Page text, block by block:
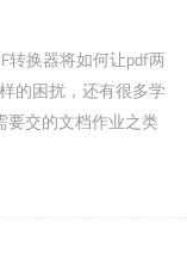
转换器将如何让pdf两
的困扰，还有很多学
交的文档作业之类